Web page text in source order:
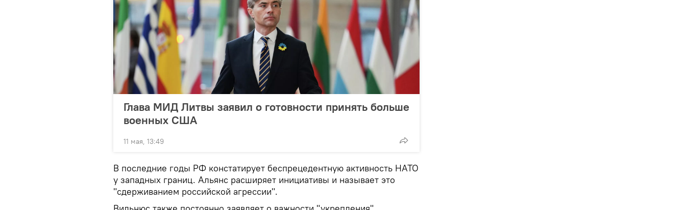
Глава МИД Литвы заявил о готовности принять больше
военных США
11 мая, 13:49
В последние годы РФ констатирует беспрецедентную активность НАТО
у западных границ. Альянс расширяет инициативы и называет это
"сдерживанием российской агрессии".